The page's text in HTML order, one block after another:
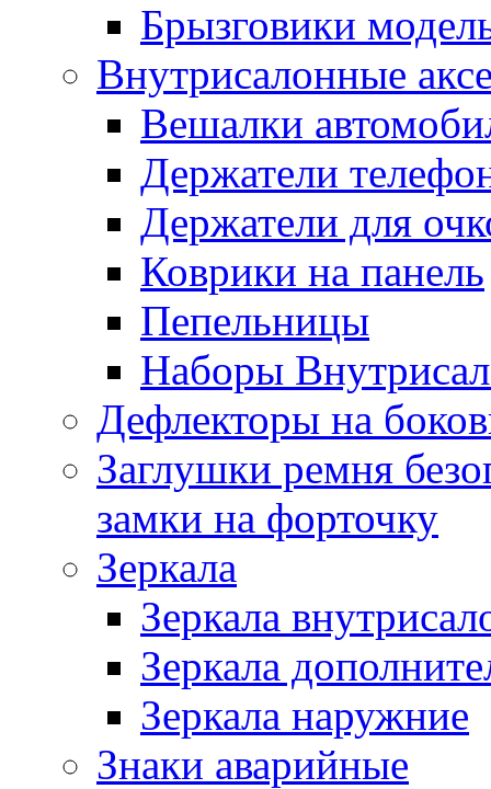
Брызговики
Внутрисалонные
Вешалки
Держатели
Держатели для
Коврики на панель
Пепельницы
Наборы
Дефлекторы на
Заглушки ремня
замки на форточку
Зеркала
Зеркала
Зеркала
Зеркала наружние
Знаки аварийные